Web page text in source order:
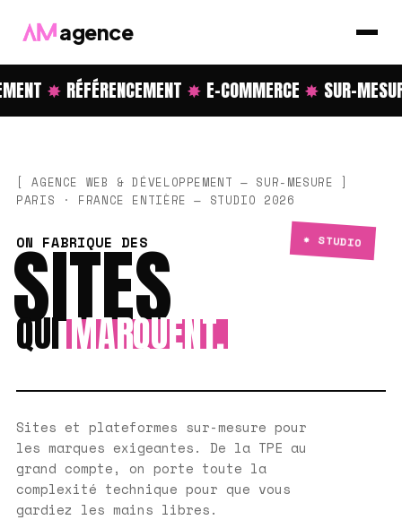
agence
✸RÉFÉRENCEMENT✸E-COMMERCE✸SUR-MESURE
[ AGENCE WEB & DÉVELOPPEMENT — SUR-MESURE ]
PARIS · FRANCE ENTIÈRE — STUDIO 2026
✸ STUDIO
ON FABRIQUE DES
SITES
QUIMARQUENT.
Sites et plateformes sur-mesure pour
les marques exigeantes. De la TPE au
grand compte, on porte toute la
complexité technique pour que vous
gardiez les mains libres.